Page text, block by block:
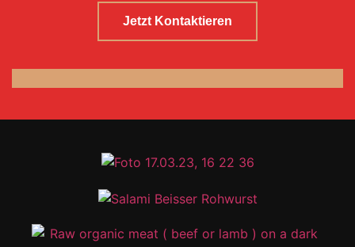
Jetzt Kontaktieren